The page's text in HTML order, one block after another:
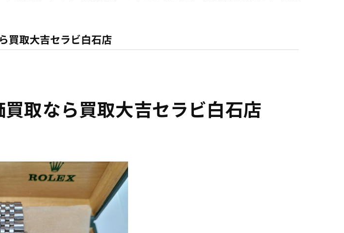
買取大吉セラビ白石店
取なら買取大吉セラビ白石店